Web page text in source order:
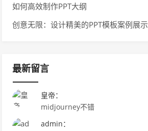
如何高效制作PPT大纲
创意无限：设计精美的PPT模板案例展示
最新留言
皇帝：
midjourney不错
admin：